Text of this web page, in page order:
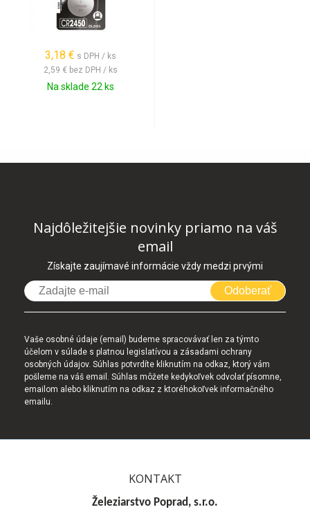
3,18 € s DPH / ks
2,59 € bez DPH / ks
Na sklade 22 ks
Najdôležitejšie novinky priamo na váš
email
Získajte zaujímavé informácie vždy medzi prvými
Odoberať
Vaše osobné údaje (email) budeme spracovávať len za týmto
účelom v súlade s platnou legislatívou a zásadami ochrany
osobných údajov. Súhlas potvrdíte kliknutím na odkaz, ktorý vám
pošleme na váš email. Súhlas môžete kedykoľvek odvolať písomne,
emailom alebo kliknutím na odkaz z ktoréhokoľvek informačného
emailu.
KONTAKT
Železiarstvo Poprad, s.r.o.